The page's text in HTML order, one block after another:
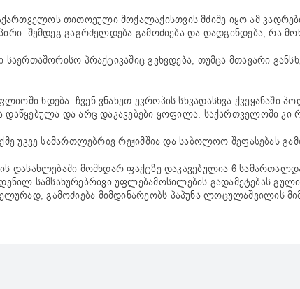
თითოეული მოქალაქისთვის მძიმე იყო ამ
პირი. შემდეგ გაგრძელდება გამოძიება და დადგინდება, რა
საერთაშორისო პრაქტიკაშიც გვხვდება, თუმცა მთავარი
ხდება. ჩვენ ვნახეთ ევროპის სხვადასხვა ქვეყანაში
დაწყებულა და არც დაკავებები ყოფილა. საქართველოში კი
უკვე სამართლებრივ რეჟიმშია და საბოლოო შეფასებას
დასახლებაში მომხდარ ფაქტზე დაკავებულია 6
სამსახურებრივი უფლებამოსილების გადამეტებას
გამოძიება მიმდინარეობს პაპუნა ლოცულაშვილის